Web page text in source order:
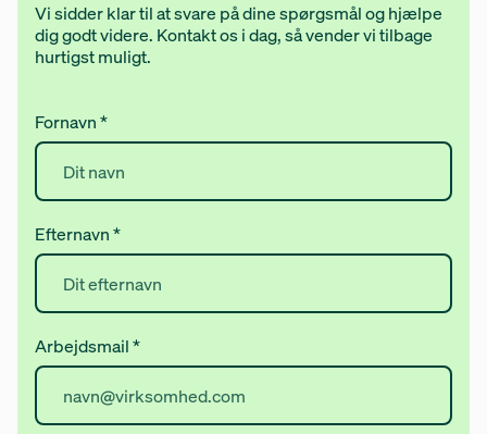
Vi sidder klar til at svare på dine spørgsmål og hjælpe
dig godt videre. Kontakt os i dag, så vender vi tilbage
hurtigst muligt.
Fornavn*
Efternavn*
Arbejdsmail*